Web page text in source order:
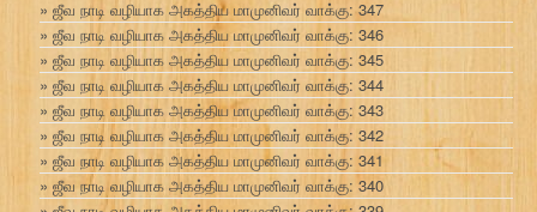
ஜீவ நாடி வழியாக அகத்திய மாமுனிவர் வாக்கு: 347
ஜீவ நாடி வழியாக அகத்திய மாமுனிவர் வாக்கு: 346
ஜீவ நாடி வழியாக அகத்திய மாமுனிவர் வாக்கு: 345
ஜீவ நாடி வழியாக அகத்திய மாமுனிவர் வாக்கு: 344
ஜீவ நாடி வழியாக அகத்திய மாமுனிவர் வாக்கு: 343
ஜீவ நாடி வழியாக அகத்திய மாமுனிவர் வாக்கு: 342
ஜீவ நாடி வழியாக அகத்திய மாமுனிவர் வாக்கு: 341
ஜீவ நாடி வழியாக அகத்திய மாமுனிவர் வாக்கு: 340